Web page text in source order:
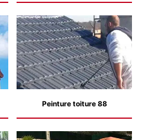
Peinture toiture 88